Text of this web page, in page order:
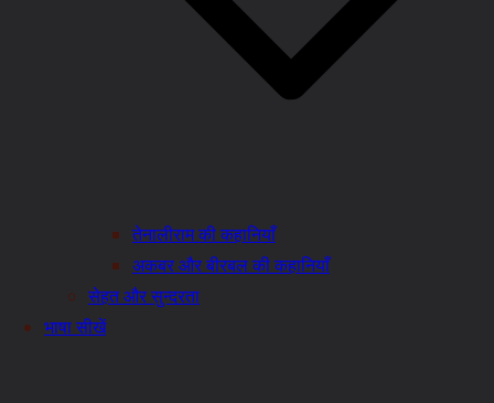
तेनालीराम की कहानियाँ
अकबर और बीरबल की कहानियाँ
सेहत और सुन्दरता
भाषा सीखें